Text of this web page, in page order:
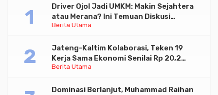
Berita Utama
Driver Ojol Jadi UMKM: Makin Sejahtera
atau Merana? Ini Temuan Diskusi
Paramadina
Berita Utama
Jateng-Kaltim Kolaborasi, Teken 19
Kerja Sama Ekonomi Senilai Rp 20,2
Triliun
Dominasi Berlanjut, Muhammad Raihan